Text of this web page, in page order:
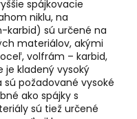
spájkovacie
niklu, na
karbid) sú určené na
materiálov, akými
volfrám – karbid,
je kladený vysoký
sú požadované vysoké
ako spájky s
sú tiež určené